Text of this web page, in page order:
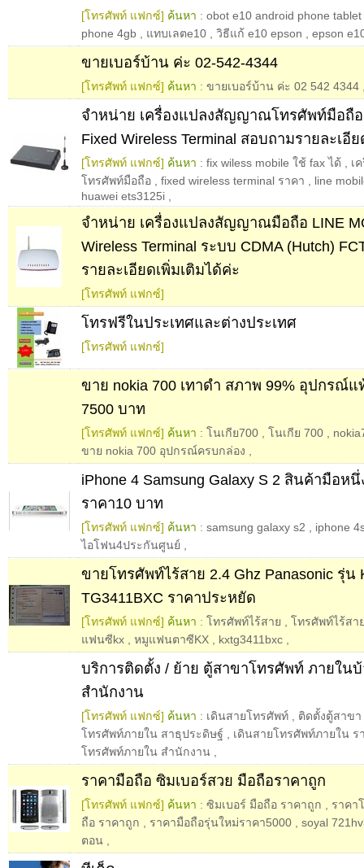
[โทรศัพท์ แฟกซ์] ค้นหา : obot e10 android phone tablet
phone 4gb
แทบเลตe10 วิธีแก้ e10 epson epson
ขายเบอร์บ้าน ค่ะ 02-542-4344
[โทรศัพท์ แฟกซ์] ค้นหา : ขายเบอร์บ้าน ค่ะ 02 542 4344
จำหน่าย เครื่องแปลงสัญญาณโทรศัพท์มือถือ
Fixed Wireless Terminal สอบถามรายละเอี
[โทรศัพท์ แฟกซ์] ค้นหา : fix wiless mobile ใช้ fax ได้
เ
โทรศัพท์มือถือ
fixed wireless terminal ราคา
line
huawei ets3125i
จำหน่าย เครื่องแปลงสัญญาณมือถือ LINE
Wireless Terminal ระบบ CDMA (Hutch)
รายละเอียดเพิ่มเติมได้ค่ะ
[โทรศัพท์ แฟกซ์]
โทรฟรีในประเทศและต่างประเทศ
[โทรศัพท์ แฟกซ์]
ขาย nokia 700 เทาดำ สภาพ 99% อุปกรณ์
7500 บาท
[โทรศัพท์ แฟกซ์] ค้นหา : โนเกีย700 โนเกีย 700
ขาย nokia 700 อุปกรณ์ครบกล่อง
iPhone 4 Samsung Galaxy S 2 สินค้ามือห
ราคา10 บาท
[โทรศัพท์ แฟกซ์] ค้นหา : samsung galaxy s2
iphone
ไอโฟน4ประกันศูนย์
ขายโทรศัพท์ไร้สาย 2.4 Ghz Panasonic รุ่น
TG3411BXC ราคาประหยัด
[โทรศัพท์ แฟกซ์] ค้นหา : โทรศัพท์ไร้สาย
โทรศัพท์ไร้สา
แฟนซีkx
หมูแฟนตาซีKX kxtg3411bxc
บริการติดตั้ง / ย้าย ตู้สาขาโทรศัพท์ ภายใน
สำนักงาน
[โทรศัพท์ แฟกซ์] ค้นหา : เดินสายโทรศัพท์ ติดตั้งตู้สาขา
โทรศัพท์ภายใน สาธุประดิษฐ์
เดินสายโทรศัพท์ภายใน ร
โทรศัพท์ภายใน สํานักงาน
ราคามือถือ ซิมเบอร์สวย มือถือราคาถูก
[โทรศัพท์ แฟกซ์] ค้นหา : ซิมเบอร์ มือถือ ราคาถูก
ราคา
ถือ ราคาถูก
ราคามือถือรุ่นใหม่ราคา5000
soyal
ตอน